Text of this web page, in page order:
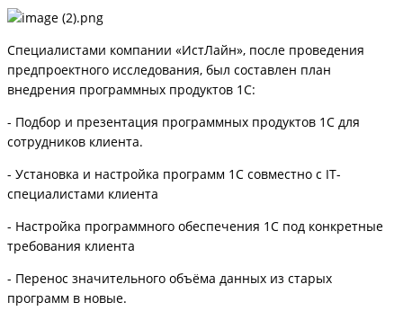
Специалистами компании «ИстЛайн», после проведения
предпроектного исследования, был составлен план
внедрения программных продуктов 1С:
- Подбор и презентация программных продуктов 1С для
сотрудников клиента.
- Установка и настройка программ 1С совместно с IT-
специалистами клиента
- Настройка программного обеспечения 1С под конкретные
требования клиента
- Перенос значительного объёма данных из старых
программ в новые.